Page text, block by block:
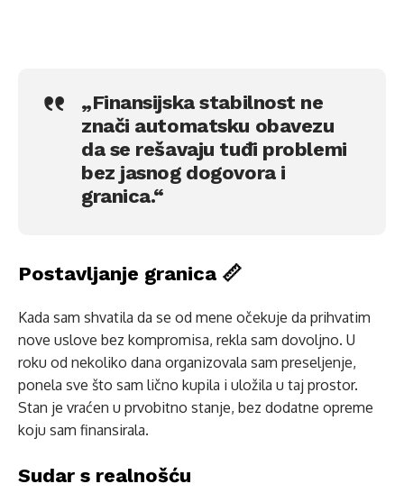
„Finansijska stabilnost ne
znači automatsku obavezu
da se rešavaju tuđi problemi
bez jasnog dogovora i
granica.“
Postavljanje granica 📏
Kada sam shvatila da se od mene očekuje da prihvatim
nove uslove bez kompromisa, rekla sam dovoljno. U
roku od nekoliko dana organizovala sam preseljenje,
ponela sve što sam lično kupila i uložila u taj prostor.
Stan je vraćen u prvobitno stanje, bez dodatne opreme
koju sam finansirala.
Sudar s realnošću